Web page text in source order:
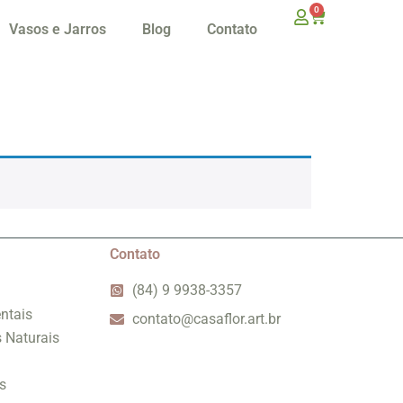
Vasos e Jarros Blog Contato
0
Naturais
Contato
(84) 9 9938-3357
contato@casaflor.art.br